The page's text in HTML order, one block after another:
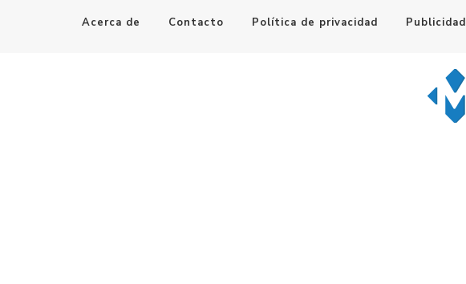
Acerca de Contacto Política de privacidad Publicidad